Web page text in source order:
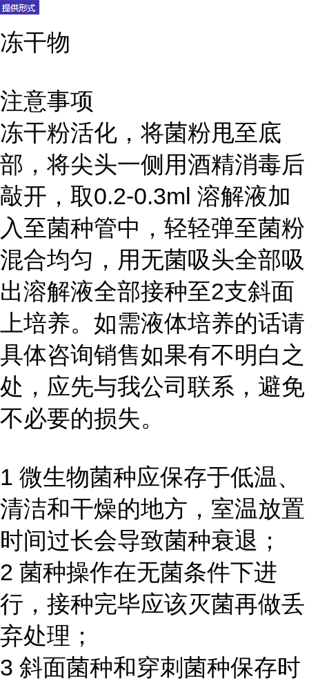
冻干物
注意事项
冻干粉活化，将菌粉甩至底
部，将尖头一侧用酒精消毒后
敲开，取0.2-0.3ml 溶解液加
入至菌种管中，轻轻弹至菌粉
混合均匀，用无菌吸头全部吸
出溶解液全部接种至2支斜面
上培养。如需液体培养的话请
具体咨询销售如果有不明白之
处，应先与我公司联系，避免
不必要的损失。
1 微生物菌种应保存于低温、
清洁和干燥的地方，室温放置
时间过长会导致菌种衰退；
2 菌种操作在无菌条件下进
行，接种完毕应该灭菌再做丢
弃处理；
3 斜面菌种和穿刺菌种保存时